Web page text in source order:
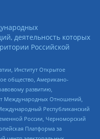
деятельность которых
Российской
Институт Открытое
общество, Американо-
развитию,
Международных Отношений,
Международный Республиканский
России, Черноморский
Платформа за